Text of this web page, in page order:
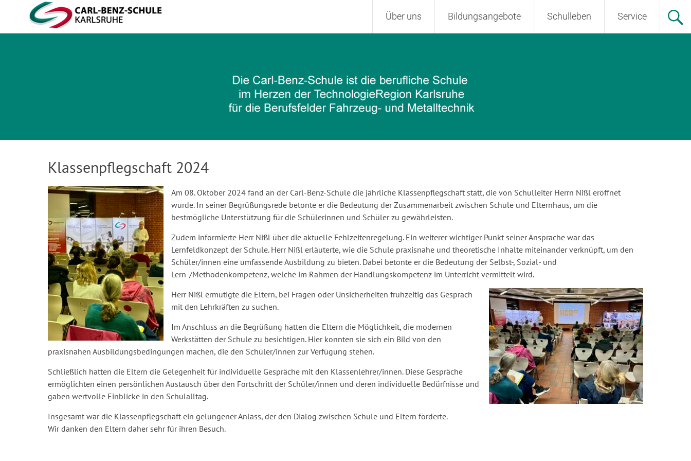
Inhalt
Über uns Bildungsangebote Schulleben Service
Klassenpflegschaft 2024
Am 08. Oktober 2024 fand an der Carl-Benz-Schule die jährliche Klassenpflegschaft statt, die von Schulleiter Herrn Nißl eröffnet
wurde. In seiner Begrüßungsrede betonte er die Bedeutung der Zusammenarbeit zwischen Schule und Elternhaus, um die
bestmögliche Unterstützung für die Schülerinnen und Schüler zu gewährleisten.
Zudem informierte Herr Nißl über die aktuelle Fehlzeitenregelung. Ein weiterer wichtiger Punkt seiner Ansprache war das
Lernfeldkonzept der Schule. Herr Nißl erläuterte, wie die Schule praxisnahe und theoretische Inhalte miteinander verknüpft, um den
Schüler/innen eine umfassende Ausbildung zu bieten. Dabei betonte er die Bedeutung der Selbst-, Sozial- und
Lern-/Methodenkompetenz, welche im Rahmen der Handlungskompetenz im Unterricht vermittelt wird.
Herr Nißl ermutigte die Eltern, bei Fragen oder Unsicherheiten frühzeitig das Gespräch
mit den Lehrkräften zu suchen.
Im Anschluss an die Begrüßung hatten die Eltern die Möglichkeit, die modernen
Werkstätten der Schule zu besichtigen. Hier konnten sie sich ein Bild von den
praxisnahen Ausbildungsbedingungen machen, die den Schüler/innen zur Verfügung stehen.
Schließlich hatten die Eltern die Gelegenheit für individuelle Gespräche mit den Klassenlehrer/innen. Diese Gespräche
ermöglichten einen persönlichen Austausch über den Fortschritt der Schüler/innen und deren individuelle Bedürfnisse und
gaben wertvolle Einblicke in den Schulalltag.
Insgesamt war die Klassenpflegschaft ein gelungener Anlass, der den Dialog zwischen Schule und Eltern förderte.
Wir danken den Eltern daher sehr für ihren Besuch.